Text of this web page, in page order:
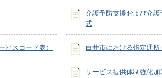
介護予防支援および介
式
スコード表） 白井市における指定通
サービス提供体制強化